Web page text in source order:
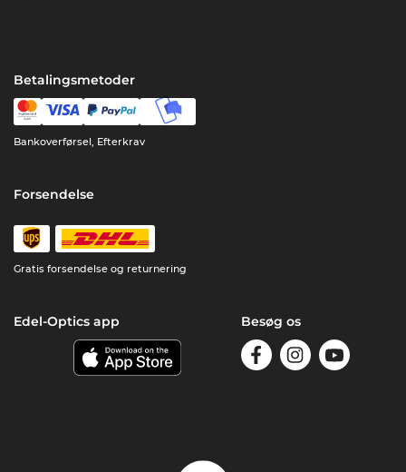
Betalingsmetoder
Bankoverførsel, Efterkrav
Forsendelse
Gratis forsendelse og returnering
Edel-Optics app Besøg os